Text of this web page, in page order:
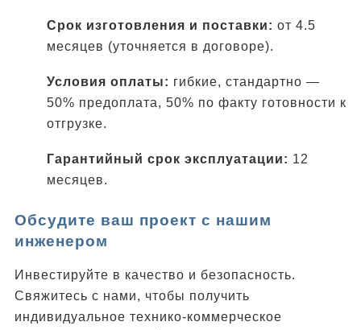
Срок изготовления и поставки: от 4.5
месяцев (уточняется в договоре).
Условия оплаты: гибкие, стандартно —
50% предоплата, 50% по факту готовности к
отгрузке.
Гарантийный срок эксплуатации: 12
месяцев.
Обсудите ваш проект с нашим
инженером
Инвестируйте в качество и безопасность.
Свяжитесь с нами, чтобы получить
индивидуальное технико-коммерческое